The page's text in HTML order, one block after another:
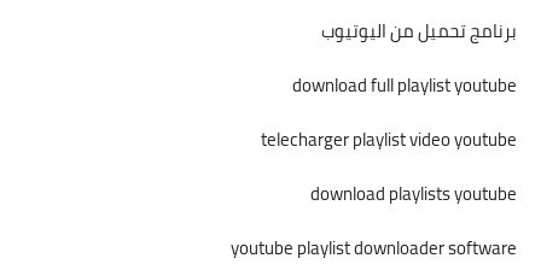
برنامج تحميل من اليوتيوب
download full playlist youtube
telecharger playlist video youtube
download playlists youtube
youtube playlist downloader software